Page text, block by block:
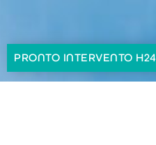
PRONTO INTERVENTO H24